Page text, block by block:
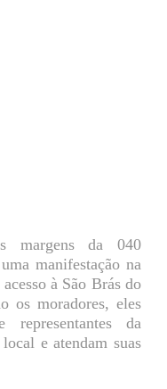
margens da 040
manifestação na
à São Brás do
os moradores, eles
da
e atendam suas